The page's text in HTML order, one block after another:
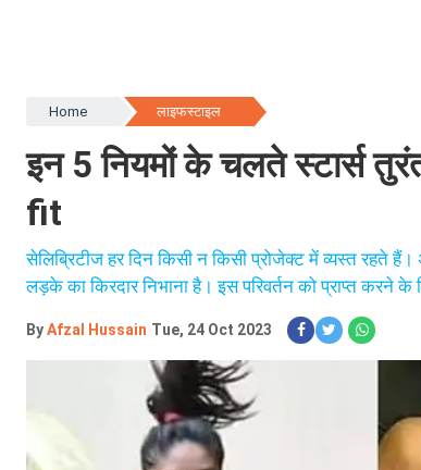
Home लाइफस्टाइल
इन 5 नियमों के चलते स्‍टार्स
fit
सेलिब्रिटीज हर दिन किसी न किसी प्रोजेक्ट में व्यस्त रहते
लड़के का किरदार निभाना है। इस परिवर्तन को प्राप्त करने
ByAfzal Hussain Tue, 24 Oct 2023